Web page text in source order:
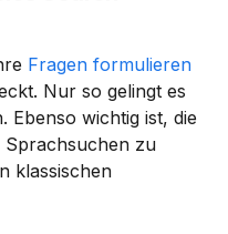
Fragen formulieren
Nur so gelingt es
Ebenso wichtig ist, die
zu
klassischen